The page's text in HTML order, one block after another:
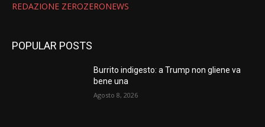
REDAZIONE ZEROZERONEWS
POPULAR POSTS
Burrito indigesto: a Trump non gliene va
bene una
Agosto 8, 2026